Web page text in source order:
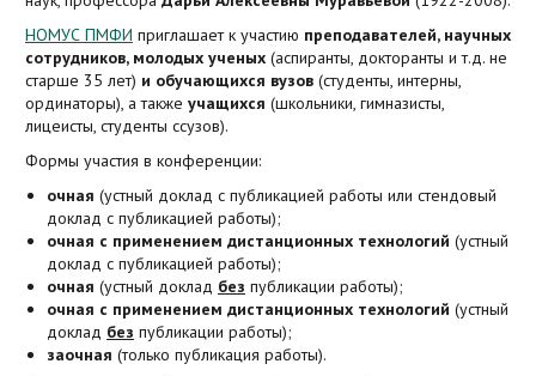
Иностранному абитуриенту (Admission Committee)
Задать вопрос
Платёжные реквизиты вуза
Кафедры и подразделения
Награды
Гранты и конкурсы
Сборники научных трудов
НОМУС ПМФИ приглашает к участию преподавателей, научных
сотрудников, молодых ученых (аспиранты, докторанты и т.д. не
старше 35 лет) и обучающихся вузов (студенты, интерны,
ординаторы), а также учащихся (школьники, гимназисты,
лицеисты, студенты ссузов).
Формы участия в конференции:
очная (устный доклад с публикацией работы или стендовый
доклад с публикацией работы);
очная с применением дистанционных технологий (устный
доклад с публикацией работы);
очная (устный доклад без публикации работы);
очная с применением дистанционных технологий (устный
доклад без публикации работы);
заочная (только публикация работы).